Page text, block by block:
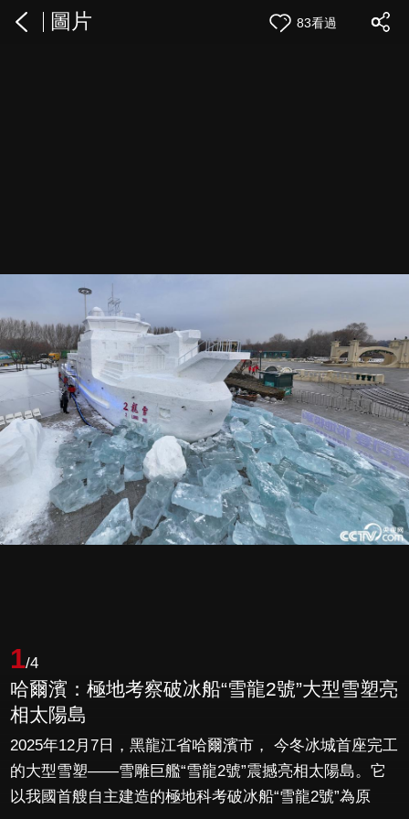
圖片 83看過
1/4
哈爾濱：極地考察破冰船“雪龍2號”大型雪塑亮
相太陽島
2025年12月7日，黑龍江省哈爾濱市， 今冬冰城首座完工
的大型雪塑——雪雕巨艦“雪龍2號”震撼亮相太陽島。它
以我國首艘自主建造的極地科考破冰船“雪龍2號”為原